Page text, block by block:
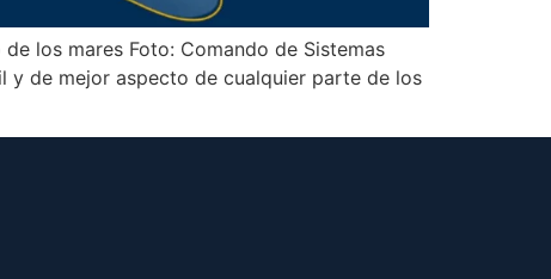
los mares Foto: Comando de Sistemas
y de mejor aspecto de cualquier parte de los